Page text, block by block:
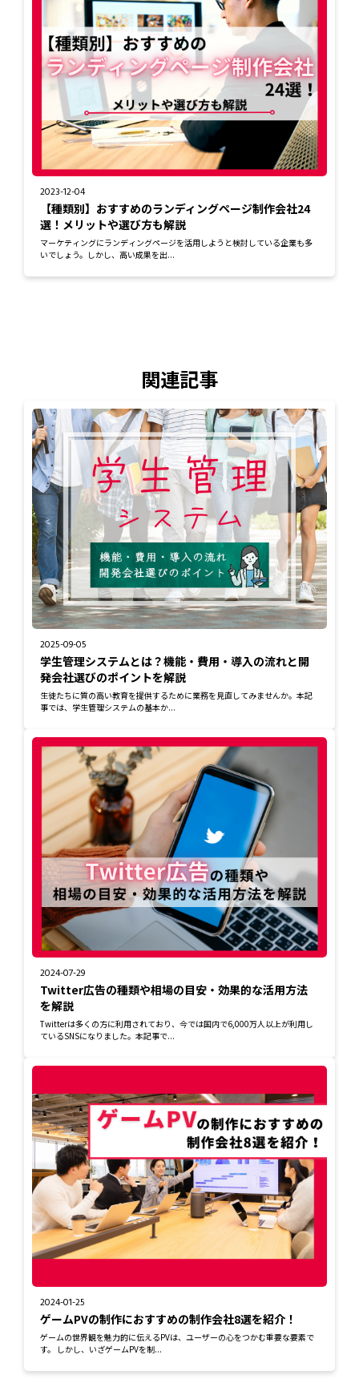
2023-12-04
【種類別】おすすめのランディングページ制作会社24
選！メリットや選び方も解説
マーケティングにランディングページを活用しようと検討している企業も多
いでしょう。しかし、高い成果を出...
関連記事
2025-09-05
学生管理システムとは？機能・費用・導入の流れと開
発会社選びのポイントを解説
生徒たちに質の高い教育を提供するために業務を見直してみませんか。本記
事では、学生管理システムの基本か...
2024-07-29
Twitter広告の種類や相場の目安・効果的な活用方法
を解説
Twitterは多くの方に利用されており、今では国内で6,000万人以上が利用し
ているSNSになりました。本記事で...
2024-01-25
ゲームPVの制作におすすめの制作会社8選を紹介！
ゲームの世界観を魅力的に伝えるPVは、ユーザーの心をつかむ重要な要素で
す。 しかし、いざゲームPVを制...